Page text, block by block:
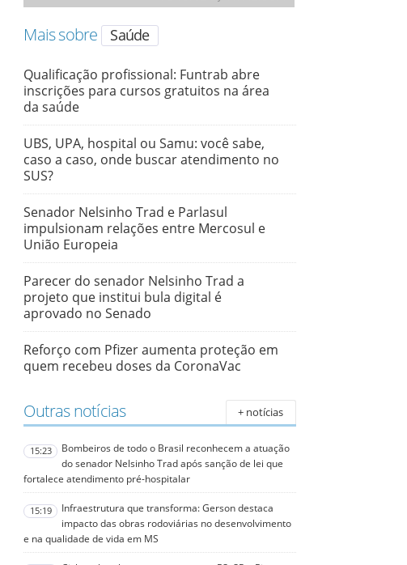
Mais sobre Saúde
Qualificação profissional: Funtrab abre
inscrições para cursos gratuitos na área
da saúde
UBS, UPA, hospital ou Samu: você sabe,
caso a caso, onde buscar atendimento no
SUS?
Senador Nelsinho Trad e Parlasul
impulsionam relações entre Mercosul e
União Europeia
Parecer do senador Nelsinho Trad a
projeto que institui bula digital é
aprovado no Senado
Reforço com Pfizer aumenta proteção em
quem recebeu doses da CoronaVac
Outras notícias + notícias
15:23
Bombeiros de todo o Brasil reconhecem a atuação
do senador Nelsinho Trad após sanção de lei que
fortalece atendimento pré-hospitalar
15:19
Infraestrutura que transforma: Gerson destaca
impacto das obras rodoviárias no desenvolvimento
e na qualidade de vida em MS